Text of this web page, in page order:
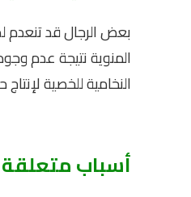
بعض الرجال قد تنعدم
المنوية نتيجة عدم
النخامية للخصية
أسباب